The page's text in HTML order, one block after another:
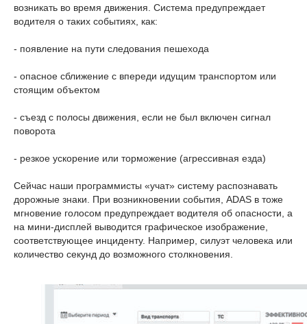
возникать во время движения. Система предупреждает
водителя о таких событиях, как:
- появление на пути следования пешехода
- опасное сближение с впереди идущим транспортом или
стоящим объектом
- съезд с полосы движения, если не был включен сигнал
поворота
- резкое ускорение или торможение (агрессивная езда)
Сейчас наши программисты «учат» систему распознавать
дорожные знаки. При возникновении события, ADAS в тоже
мгновение голосом предупреждает водителя об опасности, а
на мини-дисплей выводится графическое изображение,
соответствующее инциденту. Например, силуэт человека или
количество секунд до возможного столкновения.